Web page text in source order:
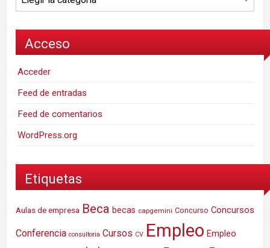
Acceso
Acceder
Feed de entradas
Feed de comentarios
WordPress.org
Etiquetas
Aulas de empresa Beca becas capgemini Concurso Concursos
Conferencia consultoria Cursos CV Empleo Empleo